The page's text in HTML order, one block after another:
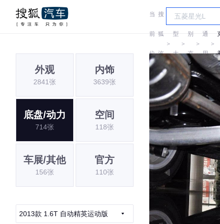
当
前
位
置:
搜
狐
汽
车
＞
车
型
大
全
＞
别
克
＞
汽
通
用
别
克
＞
外观
2841张
内饰
3639张
底盘/动力
714张
空间
118张
车展/其他
156张
官方
110张
2013款 1.6T 自动精英运动版